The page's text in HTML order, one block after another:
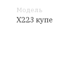
Модель
X223 купе